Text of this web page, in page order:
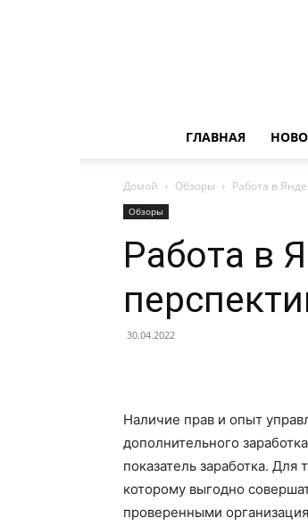
ГЛАВНАЯ
Домой Обзоры Работа в
Обзоры
Работа в
30.04.2022
Наличие прав и опыт
дополнительного
показатель заработка.
которому выгодно
проверенными